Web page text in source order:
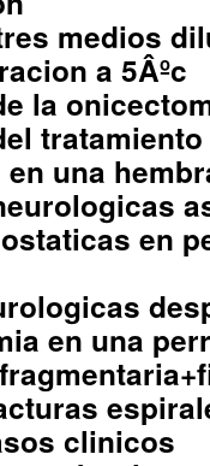
medios
a 5Âºc
la
una
en
en una
clinicos